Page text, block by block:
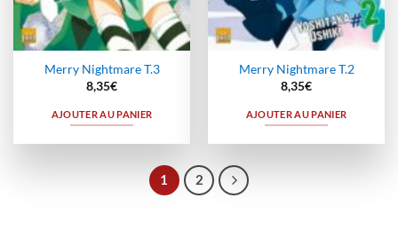
Merry Nightmare T.3
8,35€
AJOUTER AU PANIER
Merry Nightmare T.2
8,35€
AJOUTER AU PANIER
1 2